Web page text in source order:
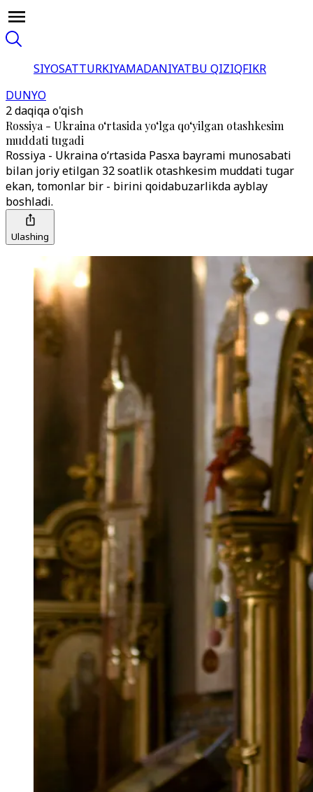
SIYOSATTURKIYAMADANIYATBU QIZIQFIKR
DUNYO
2 daqiqa o'qish
Rossiya - Ukraina o‘rtasida yo‘lga qo‘yilgan otashkesim
muddati tugadi
Rossiya - Ukraina o‘rtasida Pasxa bayrami munosabati
bilan joriy etilgan 32 soatlik otashkesim muddati tugar
ekan, tomonlar bir - birini qoidabuzarlikda ayblay
boshladi.
Ulashing